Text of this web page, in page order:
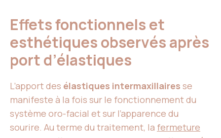
Effets fonctionnels et
esthétiques observés après
port d’élastiques
L’apport des élastiques intermaxillaires se
manifeste à la fois sur le fonctionnement du
système oro-facial et sur l’apparence du
sourire. Au terme du traitement, la fermeture